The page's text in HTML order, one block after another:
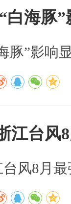
白海豚”
豚”影响
江台风
风8月